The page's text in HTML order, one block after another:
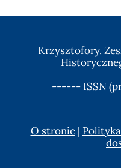
Krzysztofory.
------ ISSN
O stronie|